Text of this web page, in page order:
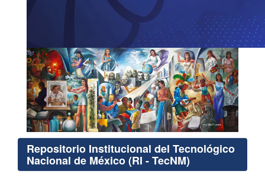
Repositorio Institucional del Tecnológico
Nacional de México (RI - TecNM)